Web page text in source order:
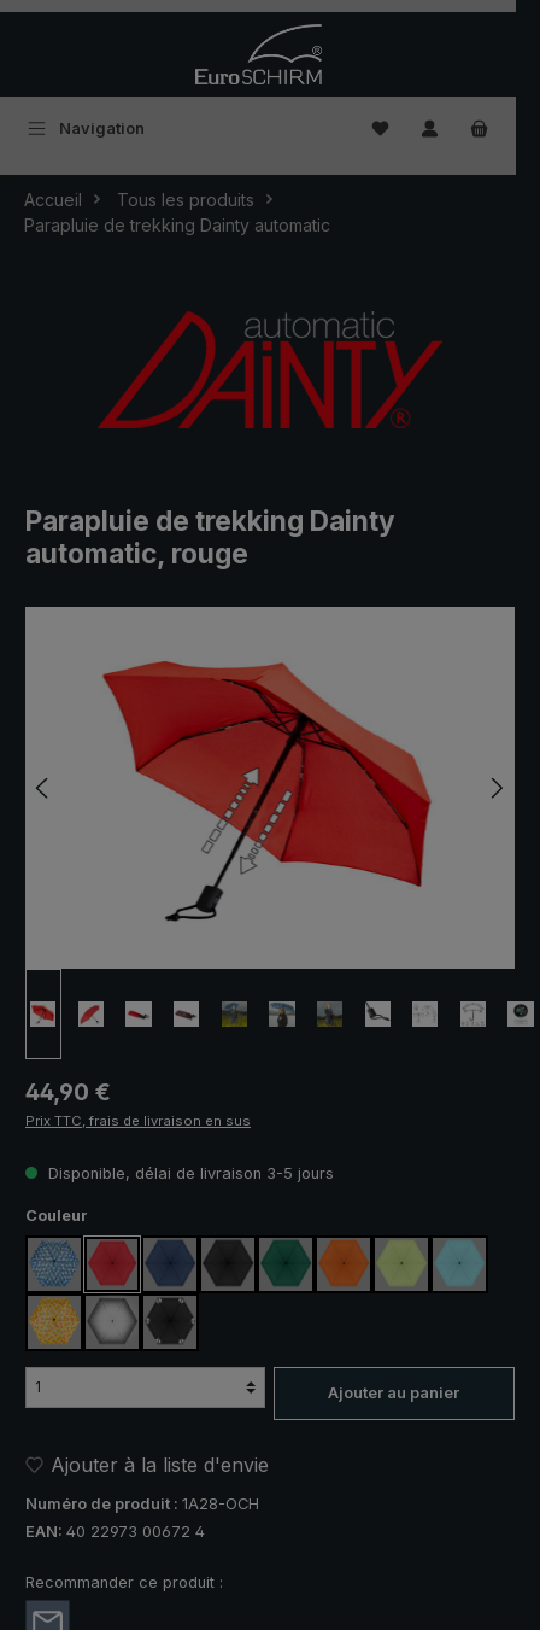
Navigation Vous avez 0
Accueil
Tous les produits
Parapluie de trekking Dainty automatic
Parapluie de trekking Dainty
automatic, rouge
Prix régulier :
44,90 €
Prix TTC, frais de livraison en sus
Disponible, délai de livraison 3-5 jours
Sélectionnez
Couleur
bleu / vert à carreaux
rouge bleu marine
noir vert foncéorange vert clair bleu clair
jaune / orange à carreaux
argent, protection UV 50+
noir, avec bandes réfléchissantes
Ajouter au panier
Ajouter à la liste d'envie
Numéro de produit : 1A28-OCH
EAN: 40 22973 00672 4
Recommander ce produit :